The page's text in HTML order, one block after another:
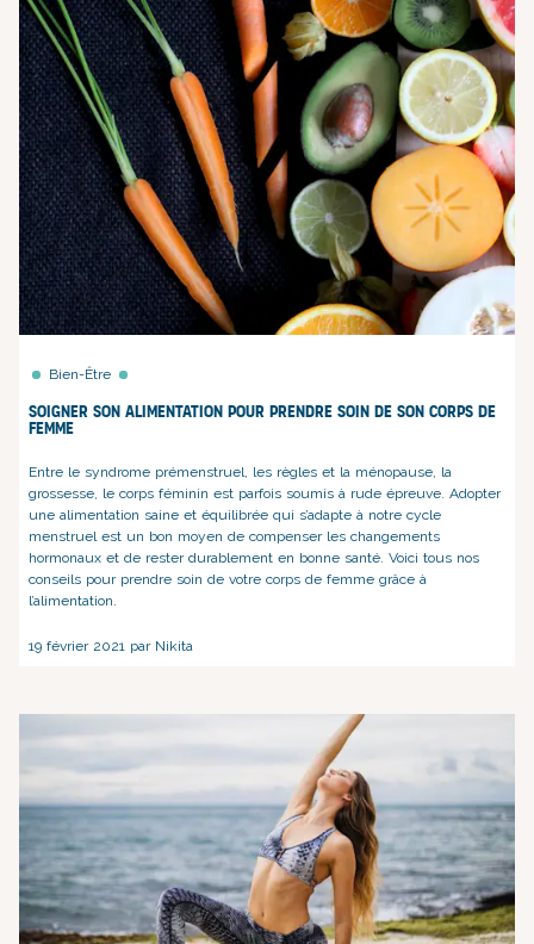
Bien-Être
Soigner son alimentation pour prendre soin de son corps de
femme
Entre le syndrome prémenstruel, les règles et la ménopause, la
grossesse, le corps féminin est parfois soumis à rude épreuve. Adopter
une alimentation saine et équilibrée qui s’adapte à notre cycle
menstruel est un bon moyen de compenser les changements
hormonaux et de rester durablement en bonne santé. Voici tous nos
conseils pour prendre soin de votre corps de femme grâce à
l’alimentation.
19 février 2021 par Nikita